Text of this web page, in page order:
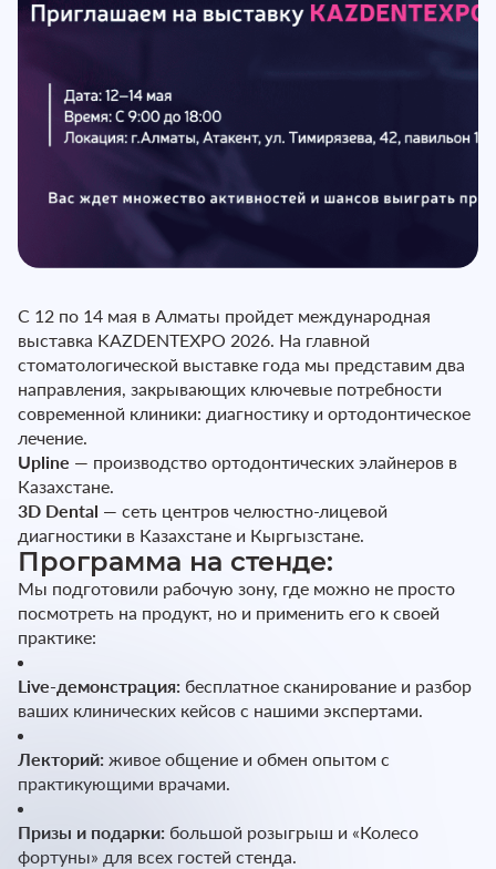
С 12 по 14 мая в Алматы пройдет международная
выставка KAZDENTEXPO 2026. На главной
стоматологической выставке года мы представим два
направления, закрывающих ключевые потребности
современной клиники: диагностику и ортодонтическое
лечение.
Upline — производство ортодонтических элайнеров в
Казахстане.
3D Dental — сеть центров челюстно-лицевой
диагностики в Казахстане и Кыргызстане.
Программа на стенде:
Мы подготовили рабочую зону, где можно не просто
посмотреть на продукт, но и применить его к своей
практике:
Live-демонстрация: бесплатное сканирование и разбор
ваших клинических кейсов с нашими экспертами.
Лекторий: живое общение и обмен опытом с
практикующими врачами.
Призы и подарки: большой розыгрыш и «Колесо
фортуны» для всех гостей стенда.